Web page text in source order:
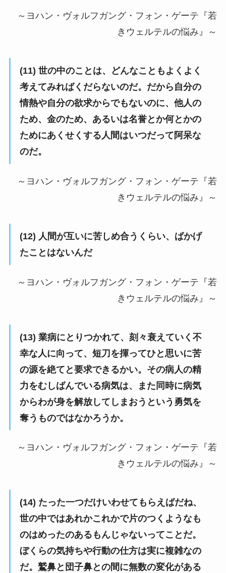
～ヨハン・ヴォルフガング・フォン・ゲーテ『若
きウェルテルの悩み』～
(11) 世の中のことは、どんなこともよくよく
考えてみればくだらないのだ。だから自分の
情熱や自分の欲求からでもないのに、他人の
ため、金のため、あるいは名誉とか何とかの
ためにあくせくする人間はいつだって阿呆な
のだ。
～ヨハン・ヴォルフガング・フォン・ゲーテ『若
きウェルテルの悩み』～
(12) 人間が互いに苦しめ合うくらい、ばかげ
たことはないんだ
～ヨハン・ヴォルフガング・フォン・ゲーテ『若
きウェルテルの悩み』～
(13) 業病にとりつかれて、刻々衰えていく不
幸な人に向って、短刀を揮ってひと思いに苦
の源を絶てと要求できるかい。その病人の精
力をむしばんでいる病気は、また同時に病気
からわが身を解放してしまおうという勇気を
奪うものではなかろうか。
～ヨハン・ヴォルフガング・フォン・ゲーテ『若
きウェルテルの悩み』～
(14) たった一つだけいわせてもらえばだね、
世の中ではあれかこれかで片のつくようなも
のはめったのあるもんじゃないってことだ。
ぼくらの気持ちや行動の仕方は実に複雑なの
だ。鷲鼻と団子鼻との間に無数の変化がある